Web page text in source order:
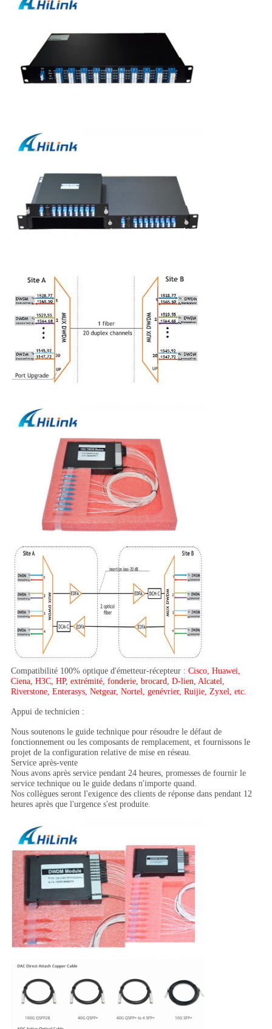
Compatibilité 100% optique d'émetteur-récepteur : Cisco, Huawei,
Ciena, H3C, HP, extrémité, fonderie, brocard, D-lien, Alcatel,
Riverstone, Enterasys, Netgear, Nortel, genévrier, Ruijie, Zyxel, etc.
Appui de technicien :
Nous soutenons le guide technique pour résoudre le défaut de
fonctionnement ou les composants de remplacement, et fournissons le
projet de la configuration relative de mise en réseau.
Service après-vente
Nous avons après service pendant 24 heures, promesses de fournir le
service technique ou le guide dedans n'importe quand.
Nos collègues seront l'exigence des clients de réponse dans pendant 12
heures après que l'urgence s'est produite.